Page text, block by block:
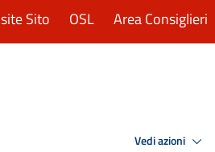
Sito OSL Area Consiglieri
Vedi azioni